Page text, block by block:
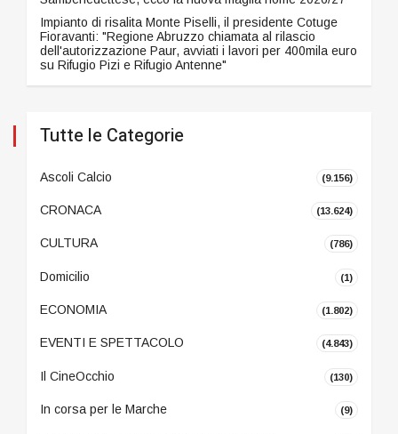
Impianto di risalita Monte Piselli, il presidente Cotuge
Fioravanti: "Regione Abruzzo chiamata al rilascio
dell'autorizzazione Paur, avviati i lavori per 400mila euro
su Rifugio Pizi e Rifugio Antenne"
Tutte le Categorie
Ascoli Calcio (9.156)
CRONACA (13.624)
CULTURA (786)
Domicilio (1)
ECONOMIA (1.802)
EVENTI E SPETTACOLO (4.843)
Il CineOcchio (130)
In corsa per le Marche (9)